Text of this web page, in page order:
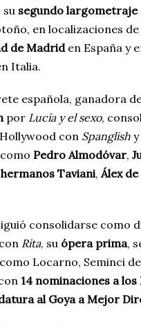
su segundo
en localizaciones de
de Madrid en España y
Italia.
española, ganadora
por Lucía y el sexo,
Hollywood con Spanglish
Pedro Almodóvar,
Taviani,Álex
consolidarse como
Rita, su ópera prima,
Locarno, Seminci
14 nominaciones a
al Goya a Mejor